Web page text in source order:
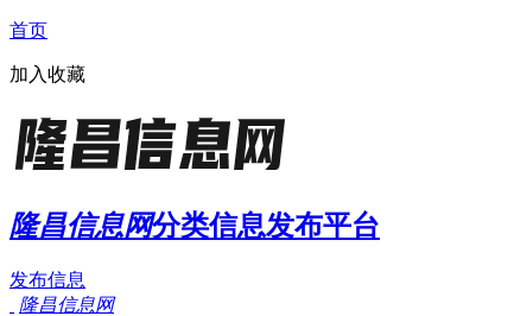
首页
加入收藏
隆昌信息网分类信息发布平台
发布信息
隆昌信息网